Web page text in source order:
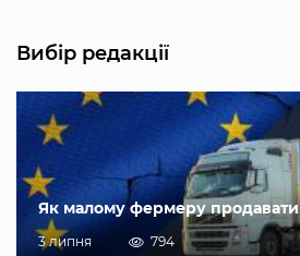
Вибір редакції
Як малому фермеру
3 липня 794